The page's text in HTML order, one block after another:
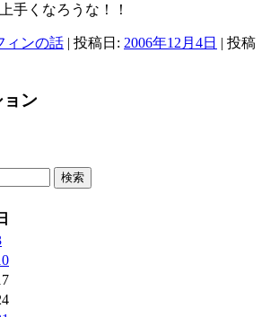
手くなろうな！！
ィンの話 | 投稿日: 2006年12月4日 | 投稿
ン